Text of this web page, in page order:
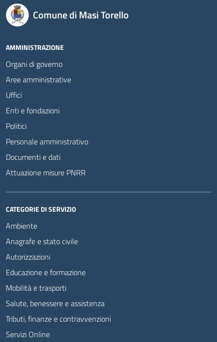
Comune di Masi Torello
AMMINISTRAZIONE
Organi di governo
Aree amministrative
Uffici
Enti e fondazioni
Politici
Personale amministrativo
Documenti e dati
Attuazione misure PNRR
CATEGORIE DI SERVIZIO
Ambiente
Anagrafe e stato civile
Autorizzazioni
Educazione e formazione
Mobilità e trasporti
Salute, benessere e assistenza
Tributi, finanze e contravvenzioni
Servizi Online